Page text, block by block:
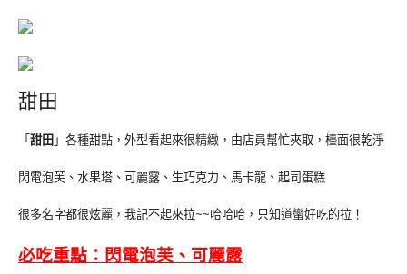
甜田
「甜田」各種甜點，外型看起來很精緻，由店員幫忙夾取，檯面很乾淨
閃電泡芙、水果塔、可麗露、生巧克力、馬卡龍、起司蛋糕
很多名字都很炫麗，我記不起來拉~~哈哈哈，只知道蠻好吃的拉！
必吃重點：閃電泡芙、可麗露